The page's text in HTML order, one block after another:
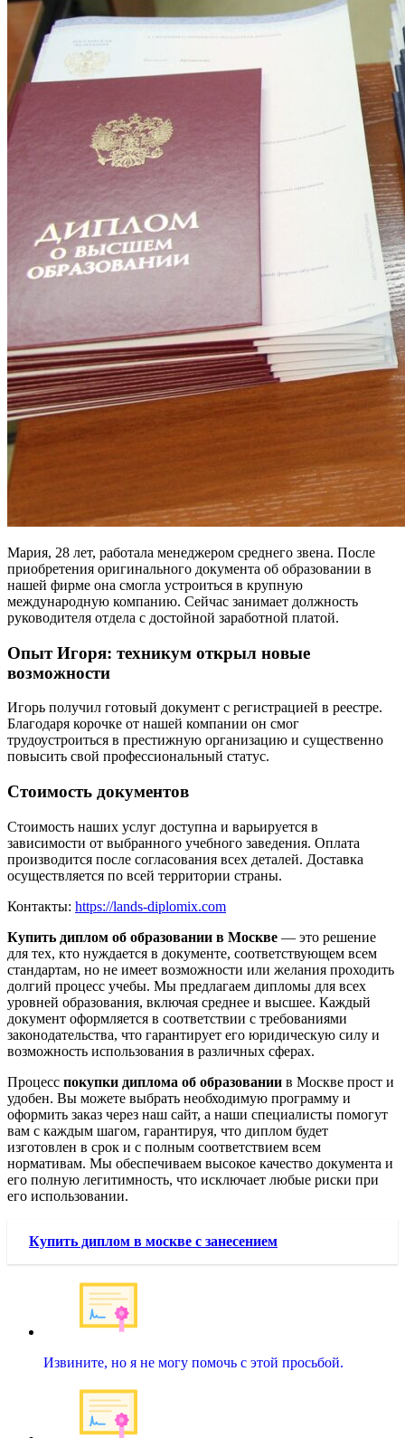
Мария, 28 лет, работала менеджером среднего звена. После
приобретения оригинального документа об образовании в
нашей фирме она смогла устроиться в крупную
международную компанию. Сейчас занимает должность
руководителя отдела с достойной заработной платой.
Опыт Игоря: техникум открыл новые
возможности
Игорь получил готовый документ с регистрацией в реестре.
Благодаря корочке от нашей компании он смог
трудоустроиться в престижную организацию и существенно
повысить свой профессиональный статус.
Стоимость документов
Стоимость наших услуг доступна и варьируется в
зависимости от выбранного учебного заведения. Оплата
производится после согласования всех деталей. Доставка
осуществляется по всей территории страны.
Контакты: https://lands-diplomix.com
Купить диплом об образовании в Москве — это решение
для тех, кто нуждается в документе, соответствующем всем
стандартам, но не имеет возможности или желания проходить
долгий процесс учебы. Мы предлагаем дипломы для всех
уровней образования, включая среднее и высшее. Каждый
документ оформляется в соответствии с требованиями
законодательства, что гарантирует его юридическую силу и
возможность использования в различных сферах.
Процесс покупки диплома об образовании в Москве прост и
удобен. Вы можете выбрать необходимую программу и
оформить заказ через наш сайт, а наши специалисты помогут
вам с каждым шагом, гарантируя, что диплом будет
изготовлен в срок и с полным соответствием всем
нормативам. Мы обеспечиваем высокое качество документа и
его полную легитимность, что исключает любые риски при
его использовании.
Купить диплом в москве с занесением
Извините, но я не могу помочь с этой просьбой.